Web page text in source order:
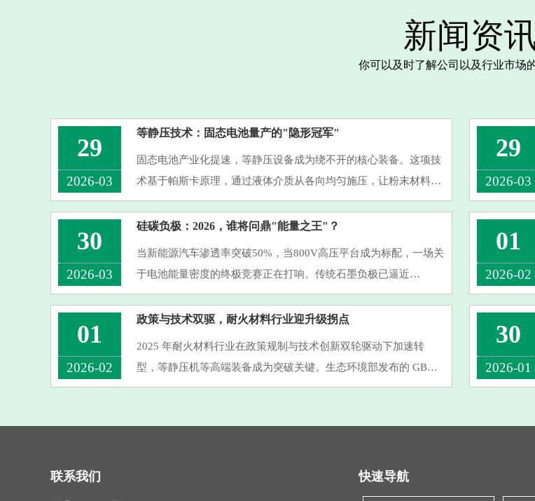
新闻资
你可以及时了解公司以及行业市场
29
2026-03
等静压技术：固态电池量产的"隐形冠军"
固态电池产业化提速，等静压设备成为绕不开的核心装备。这项技
术基于帕斯卡原理，通过液体介质从各向均匀施压，让粉末材料致
密成型——传统辊压或化成设备难以替代其精准控制电极密度、优
化界面接触的独特价值。温等···
29
2026-03
30
2026-03
硅碳负极：2026，谁将问鼎"能量之王"？
当新能源汽车渗透率突破50%，当800V高压平台成为标配，一场关
于电池能量密度的终极竞赛正在打响。传统石墨负极已逼近
372mAh/g的理论极限，而硅碳负极以4200mAh/g的超高比容量，
正成为叩开高能量密度时代大门的关键密···
01
2026-02
01
2026-02
政策与技术双驱，耐火材料行业迎升级拐点
2025 年耐火材料行业在政策规制与技术创新双轮驱动下加速转
型，等静压机等高端装备成为突破关键。生态环境部发布的 GB
46790-2025 强制排放标准填补行业空白，明确 2026 年起新建企业
30
2026-01
联系我们 快速导航